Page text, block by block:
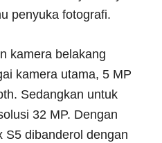
penyuka fotografi.
kamera belakang
kamera utama, 5 MP
Sedangkan untuk
32 MP. Dengan
S5 dibanderol dengan